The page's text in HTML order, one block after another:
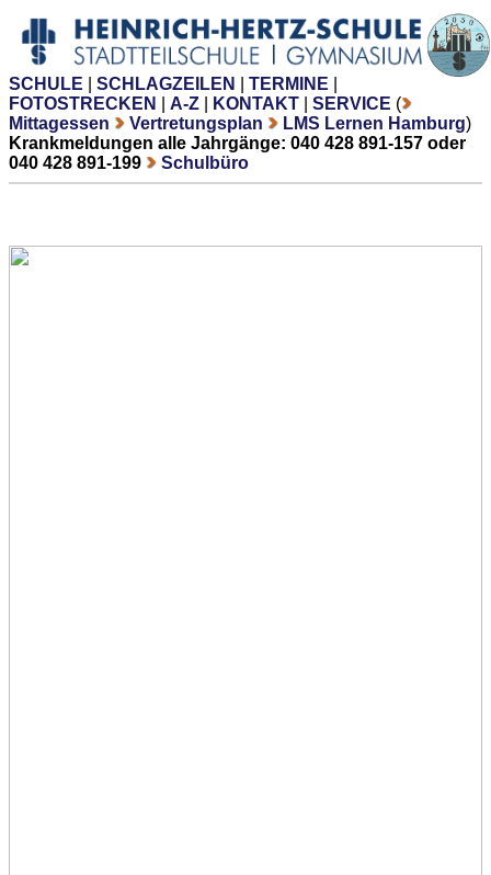
SCHULE SCHLAGZEILEN TERMINE
FOTOSTRECKEN
A-Z KONTAKT SERVICE (
Mittagessen
Vertretungsplan LMS Lernen Hamburg)
Krankmeldungen alle Jahrgänge: 040 428 891-157 oder
040 428 891-199
Schulbüro